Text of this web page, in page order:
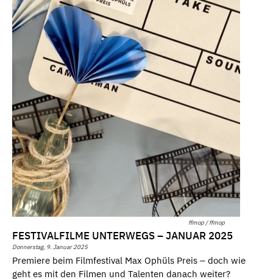
ffmop / ffmop
FESTIVALFILME UNTERWEGS – JANUAR 2025
Donnerstag, 9. Januar 2025
Premiere beim Filmfestival Max Ophüls Preis – doch wie
geht es mit den Filmen und Talenten danach weiter?